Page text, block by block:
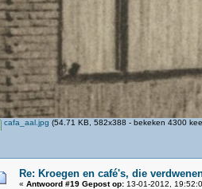
cafa_aal.jpg (54.71 KB, 582x388 - bekeken 4300
Re: Kroegen en café's, die
« Antwoord #19 Gepost op:13-01-2012,